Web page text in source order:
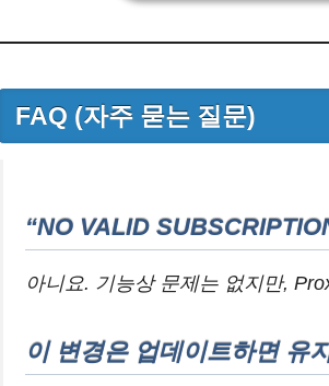
FAQ (자주 묻는 질문)
“NO VALID
아니요. 기능상 문제는 없지만,
이 변경은 업데이트하면 유